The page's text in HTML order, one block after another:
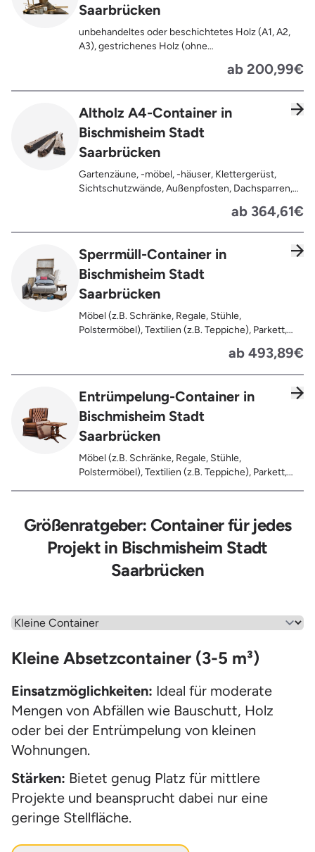
Saarbrücken
unbehandeltes oder beschichtetes Holz (A1, A2,
A3), gestrichenes Holz (ohne
Oberflächenbehandlung wie Anstrich, Lasur,
Lackierung ), kleine Anhaftungen wie Nägel,
Schrauben oder Scharniere , Möbel und Türen,
Holz (z.B. Paletten, Bauholz),
Holzweichfaserplatten, Holzkisten,
Kabeltrommeln, Holzschnittreste, Leimholzplatten
ab 200,99€
Altholz A4-Container in
Bischmisheim Stadt
Saarbrücken
Gartenzäune, -möbel, -häuser, Klettergerüst,
Sichtschutzwände, Außenpfosten, Dachsparren,
behandeltes Holz (=schadstoffbelastet),
Verfaultes oder verbranntes Holz, Fensterrahmen,
Bahnschwellen, Pflanzfähle, Jägerzaun
ab 364,61€
Sperrmüll-Container in
Bischmisheim Stadt
Saarbrücken
Möbel (z.B. Schränke, Regale, Stühle,
Polstermöbel), Textilien (z.B. Teppiche), Parkett,
Koffer, Fensterholz oder Türholz / Türen (ohne
Glas), Fahrräder, Matratzen, Spielzeug, Bücher,
Laminat
ab 493,89€
Entrümpelung-Container in
Bischmisheim Stadt
Saarbrücken
Möbel (z.B. Schränke, Regale, Stühle,
Polstermöbel), Textilien (z.B. Teppiche), Parkett,
Fässer, Eimer, Sonstiger Hausstand
Größenratgeber: Container für jedes
Projekt in Bischmisheim Stadt
Saarbrücken
Wähle einen Menüpunkt aus
Kleine Absetzcontainer (3-5 m³)
Einsatzmöglichkeiten: Ideal für moderate
Mengen von Abfällen wie Bauschutt, Holz
oder bei der Entrümpelung von kleinen
Wohnungen.
Stärken: Bietet genug Platz für mittlere
Projekte und beansprucht dabei nur eine
geringe Stellfläche.